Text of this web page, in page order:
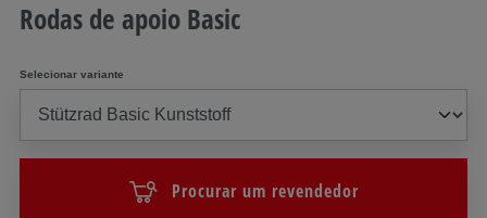
Rodas de apoio Basic
Selecionar variante
Procurar um revendedor